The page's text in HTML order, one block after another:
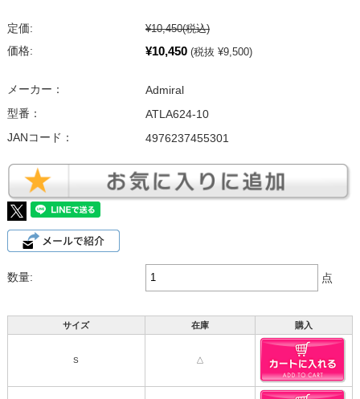
定価: ¥10,450(税込)
価格:
¥10,450 (税抜 ¥9,500)
メーカー：
Admiral
型番：
ATLA624-10
JANコード：
4976237455301
数量: 点
サイズ 在庫 購入
S △